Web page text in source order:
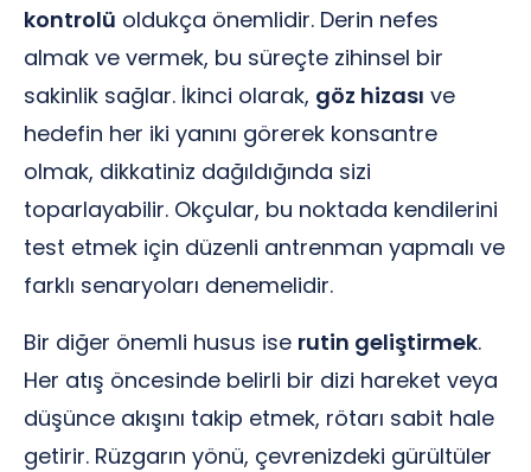
kontrolü oldukça önemlidir. Derin nefes
almak ve vermek, bu süreçte zihinsel bir
sakinlik sağlar. İkinci olarak, göz hizası ve
hedefin her iki yanını görerek konsantre
olmak, dikkatiniz dağıldığında sizi
toparlayabilir. Okçular, bu noktada kendilerini
test etmek için düzenli antrenman yapmalı ve
farklı senaryoları denemelidir.
Bir diğer önemli husus ise rutin geliştirmek.
Her atış öncesinde belirli bir dizi hareket veya
düşünce akışını takip etmek, rötarı sabit hale
getirir. Rüzgarın yönü, çevrenizdeki gürültüler